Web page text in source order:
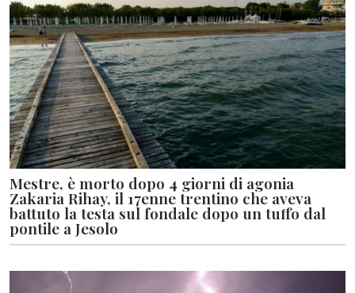
Mestre, è morto dopo 4 giorni di agonia
Zakaria Rihay, il 17enne trentino che aveva
battuto la testa sul fondale dopo un tuffo dal
pontile a Jesolo